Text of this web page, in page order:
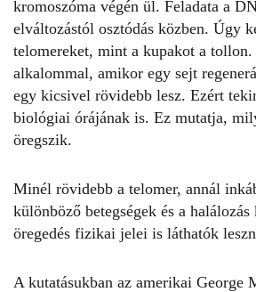
kromoszóma végén ül. Feladata a
elváltozástól osztódás közben. Úgy
telomereket, mint a kupakot a
alkalommal, amikor egy sejt
egy kicsivel rövidebb lesz. Ezért
biológiai órájának is. Ez mutatja,
öregszik.
Minél rövidebb a telomer, annál
különböző betegségek és a
öregedés fizikai jelei is láthatók
A kutatásukban az amerikai George